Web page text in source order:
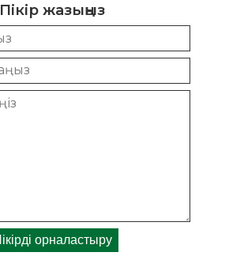
Пікір жазыңыз